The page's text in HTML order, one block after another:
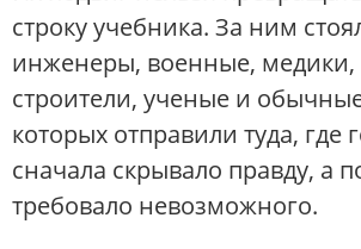
строку учебника. За ним
инженеры, военные, медики,
строители, ученые и
которых отправили туда, где
сначала скрывало правду, а
требовало невозможного.